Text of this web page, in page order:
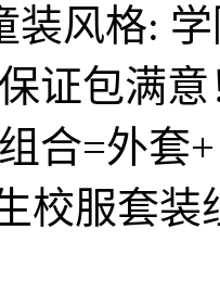
装风格:
证包满
合=外套
校服套